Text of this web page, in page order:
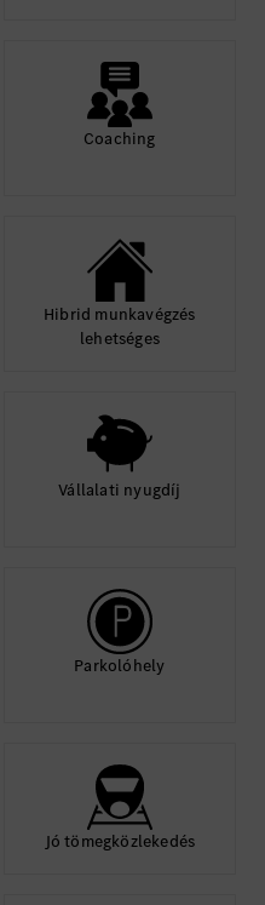
Coaching
Hibrid munkavégzés
lehetséges
Vállalati nyugdíj
Parkolóhely
Jó tömegközlekedés